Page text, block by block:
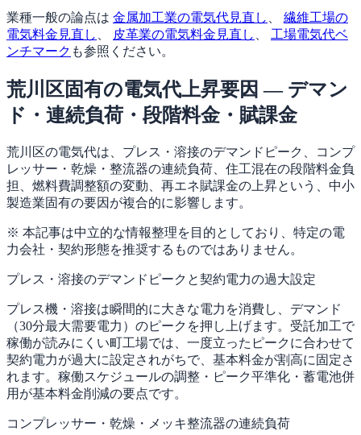
業種一般の論点は 金属加工業の電気代見直し
繊維工場の
電気料金見直し
皮革業の電気料金見直し
工場電気代ベ
ンチマーク も参照ください。
荒川区固有の電気代上昇要因 — デマン
ド・連続負荷・段階料金・賦課金
荒川区の電気代は、プレス・溶接のデマンドピーク、コンプ
レッサー・乾燥・整流器の連続負荷、住工混在の段階料金負
担、燃料費調整額の変動、再エネ賦課金の上昇という、中小
製造業固有の要因が複合的に影響します。
※ 本記事は中立的な情報整理を目的としており、特定の電
力会社・契約形態を推奨するものではありません。
プレス・溶接のデマンドピークと契約電力の過大設定
プレス機・溶接は瞬間的に大きな電力を消費し、デマンド
（30分最大需要電力）のピークを押し上げます。受託加工で
稼働が読みにくい町工場では、一度立ったピークに合わせて
契約電力が過大に設定されがちで、基本料金が割高に固定さ
れます。稼働スケジュールの調整・ピーク平準化・蓄電池併
用が基本料金削減の要点です。
コンプレッサー・乾燥・メッキ整流器の連続負荷